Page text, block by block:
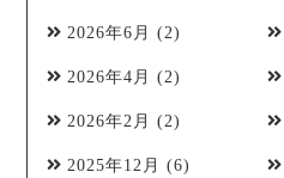
2026年6月 (2)
2026年4月 (2)
2026年2月 (2)
2025年12月 (6)